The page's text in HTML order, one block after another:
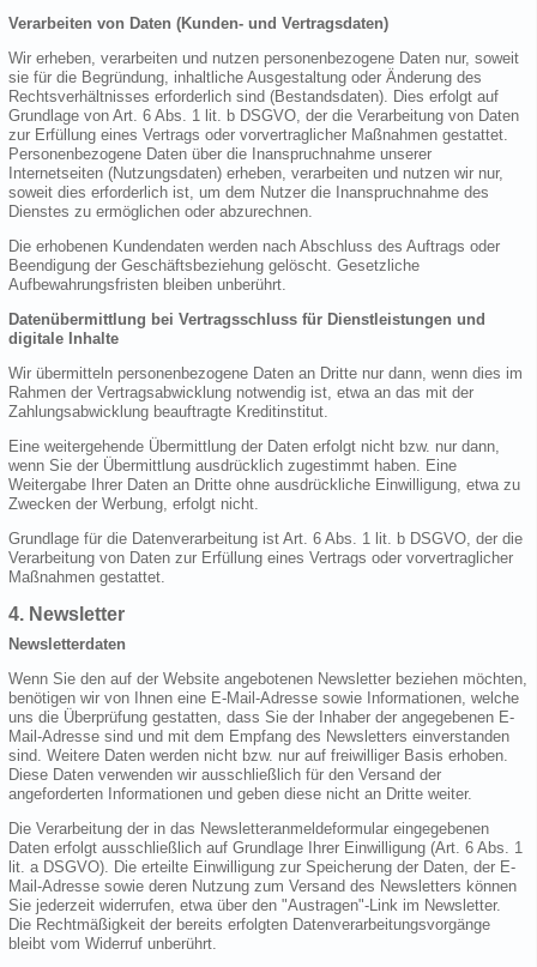
Verarbeiten von Daten (Kunden- und Vertragsdaten)
Wir erheben, verarbeiten und nutzen personenbezogene Daten nur, soweit
sie für die Begründung, inhaltliche Ausgestaltung oder Änderung des
Rechtsverhältnisses erforderlich sind (Bestandsdaten). Dies erfolgt auf
Grundlage von Art. 6 Abs. 1 lit. b DSGVO, der die Verarbeitung von Daten
zur Erfüllung eines Vertrags oder vorvertraglicher Maßnahmen gestattet.
Personenbezogene Daten über die Inanspruchnahme unserer
Internetseiten (Nutzungsdaten) erheben, verarbeiten und nutzen wir nur,
soweit dies erforderlich ist, um dem Nutzer die Inanspruchnahme des
Dienstes zu ermöglichen oder abzurechnen.
Die erhobenen Kundendaten werden nach Abschluss des Auftrags oder
Beendigung der Geschäftsbeziehung gelöscht. Gesetzliche
Aufbewahrungsfristen bleiben unberührt.
Datenübermittlung bei Vertragsschluss für Dienstleistungen und
digitale Inhalte
Wir übermitteln personenbezogene Daten an Dritte nur dann, wenn dies im
Rahmen der Vertragsabwicklung notwendig ist, etwa an das mit der
Zahlungsabwicklung beauftragte Kreditinstitut.
Eine weitergehende Übermittlung der Daten erfolgt nicht bzw. nur dann,
wenn Sie der Übermittlung ausdrücklich zugestimmt haben. Eine
Weitergabe Ihrer Daten an Dritte ohne ausdrückliche Einwilligung, etwa zu
Zwecken der Werbung, erfolgt nicht.
Grundlage für die Datenverarbeitung ist Art. 6 Abs. 1 lit. b DSGVO, der die
Verarbeitung von Daten zur Erfüllung eines Vertrags oder vorvertraglicher
Maßnahmen gestattet.
4. Newsletter
Newsletterdaten
Wenn Sie den auf der Website angebotenen Newsletter beziehen möchten,
benötigen wir von Ihnen eine E-Mail-Adresse sowie Informationen, welche
uns die Überprüfung gestatten, dass Sie der Inhaber der angegebenen E-
Mail-Adresse sind und mit dem Empfang des Newsletters einverstanden
sind. Weitere Daten werden nicht bzw. nur auf freiwilliger Basis erhoben.
Diese Daten verwenden wir ausschließlich für den Versand der
angeforderten Informationen und geben diese nicht an Dritte weiter.
Die Verarbeitung der in das Newsletteranmeldeformular eingegebenen
Daten erfolgt ausschließlich auf Grundlage Ihrer Einwilligung (Art. 6 Abs. 1
lit. a DSGVO). Die erteilte Einwilligung zur Speicherung der Daten, der E-
Mail-Adresse sowie deren Nutzung zum Versand des Newsletters können
Sie jederzeit widerrufen, etwa über den "Austragen"-Link im Newsletter.
Die Rechtmäßigkeit der bereits erfolgten Datenverarbeitungsvorgänge
bleibt vom Widerruf unberührt.